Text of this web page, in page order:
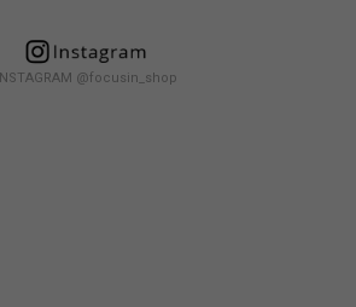
INSTAGRAM @focusin_shop